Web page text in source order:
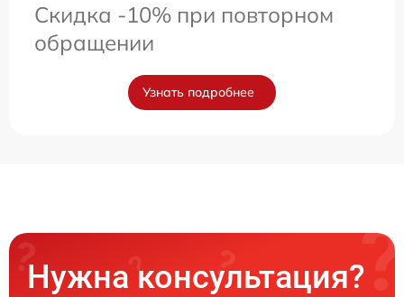
Скидка -10% при повторном
обращении
Узнать подробнее
Нужна консультация?